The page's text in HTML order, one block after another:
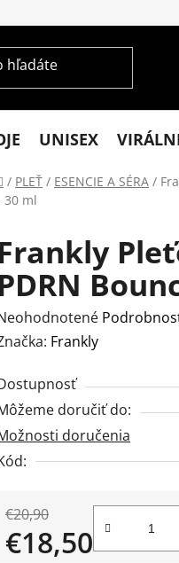
a platba
UNISEX
Domov
/ PLEŤ / ESENCIE A SÉRA /
30 ml
Frankly
PDRN
Frankly
doručiť do:
doručenia
€20,90
€18,50